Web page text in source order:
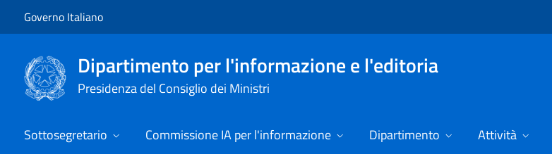
Governo Italiano
Dipartimento per l'informazione e l'editoria
Presidenza del Consiglio dei Ministri
Sottosegretario Commissione IA per l'informazione Dipartimento Attività